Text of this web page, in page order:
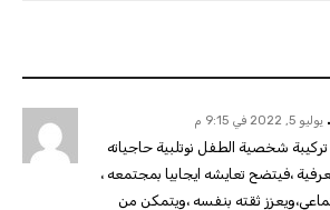
يوليو 5, 2022 في 9:15 م
شخصية الطفل نوتلبية حاجياته
،فيتضح تعايشه ايجابيا بمجتمعه ،
ثقته بنفسه ،ويتمكن من